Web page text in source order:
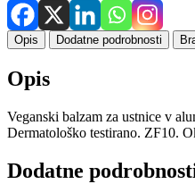
Opis Dodatne podrobnosti
Opis
Veganski balzam za ustnice v
Dermatološko testirano. ZF10.
Dodatne